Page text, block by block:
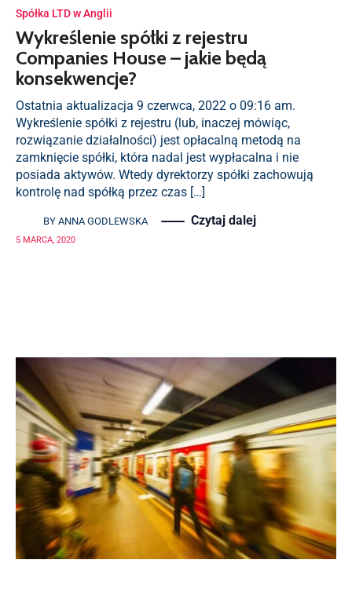
Spółka LTD w Anglii
Wykreślenie spółki z rejestru
Companies House – jakie będą
konsekwencje?
Ostatnia aktualizacja 9 czerwca, 2022 o 09:16 am.
Wykreślenie spółki z rejestru (lub, inaczej mówiąc,
rozwiązanie działalności) jest opłacalną metodą na
zamknięcie spółki, która nadal jest wypłacalna i nie
posiada aktywów. Wtedy dyrektorzy spółki zachowują
kontrolę nad spółką przez czas […]
BY ANNA GODLEWSKA Czytaj dalej
5 MARCA, 2020